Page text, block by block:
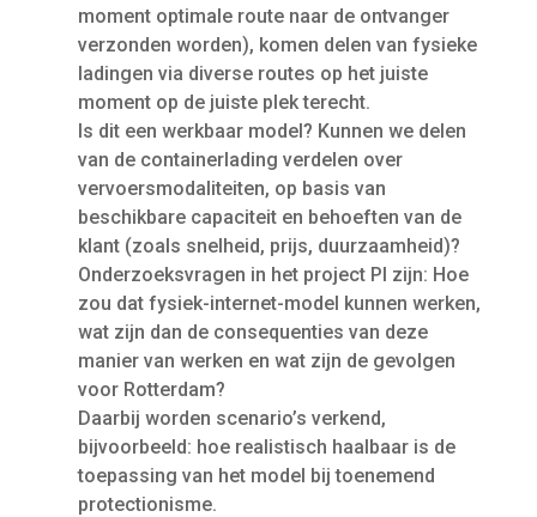
moment optimale route naar de ontvanger
verzonden worden), komen delen van fysieke
ladingen via diverse routes op het juiste
moment op de juiste plek terecht.
Is dit een werkbaar model? Kunnen we delen
van de containerlading verdelen over
vervoersmodaliteiten, op basis van
beschikbare capaciteit en behoeften van de
klant (zoals snelheid, prijs, duurzaamheid)?
Onderzoeksvragen in het project PI zijn: Hoe
zou dat fysiek-internet-model kunnen werken,
wat zijn dan de consequenties van deze
manier van werken en wat zijn de gevolgen
voor Rotterdam?
Daarbij worden scenario’s verkend,
bijvoorbeeld: hoe realistisch haalbaar is de
toepassing van het model bij toenemend
protectionisme.